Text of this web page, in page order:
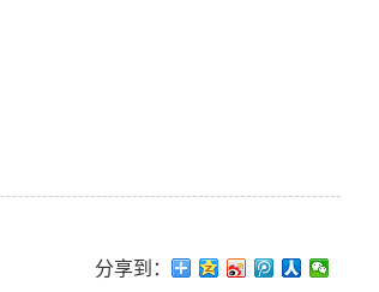
分享到：